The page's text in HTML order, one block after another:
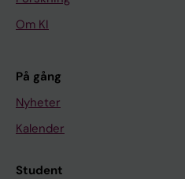
Om KI
På gång
Nyheter
Kalender
Student